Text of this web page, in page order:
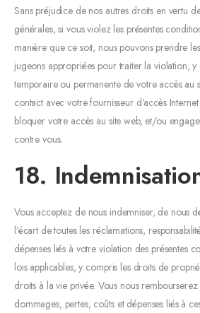
Sans préjudice de nos autres droits en vertu
générales, si vous violez les présentes
manière que ce soit, nous pouvons prendre
jugeons appropriées pour traiter la violation, y
temporaire ou permanente de votre accès au
contact avec votre fournisseur d’accès
bloquer votre accès au site web, et/ou
contre vous.
18.
Vous acceptez de nous indemniser, de nous
l’écart de toutes les réclamations,
dépenses liés à votre violation des présentes
lois applicables, y compris les droits de
droits à la vie privée. Vous nous
dommages, pertes, coûts et dépenses liés à